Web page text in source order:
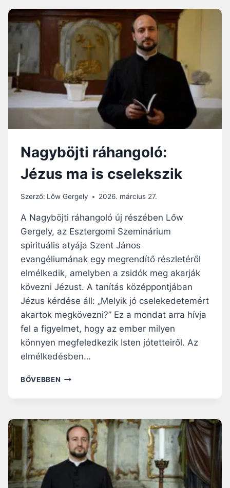
VELÜNK
MEGFIZETHETETLEN
AJÁNDÉK
Nagyböjti ráhangoló:
Jézus ma is cselekszik
Szerző: Lőw Gergely 2026. március 27.
A Nagyböjti ráhangoló új részében Lőw
Gergely, az Esztergomi Szeminárium
spirituális atyája Szent János
evangéliumának egy megrendítő részletéről
elmélkedik, amelyben a zsidók meg akarják
kövezni Jézust. A tanítás középpontjában
Jézus kérdése áll: „Melyik jó cselekedetemért
akartok megkövezni?” Ez a mondat arra hívja
fel a figyelmet, hogy az ember milyen
könnyen megfeledkezik Isten jótetteiről. Az
elmélkedésben…
BŐVEBBEN NAGYBÖJTI
IS
CSELEKSZIK